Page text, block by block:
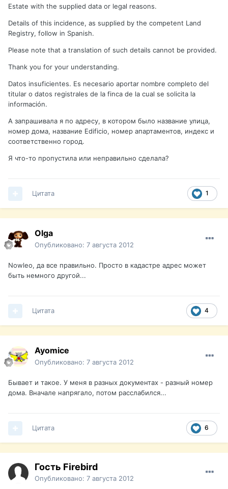
Estate with the supplied data or legal reasons.
Details of this incidence, as supplied by the competent Land
Registry, follow in Spanish.
Please note that a translation of such details cannot be provided.
Thank you for your understanding.
Datos insuficientes. Es necesario aportar nombre completo del
titular o datos registrales de la finca de la cual se solicita la
información.
А запрашивала я по адресу, в котором было название улица,
номер дома, название Edificio, номер апартаментов, индекс и
соответственно город.
Я что-то пропустила или неправильно сделала?
1
Цитата
Olga
Опубликовано: 7 августа 2012
Nowleo, да все правильно. Просто в кадастре адрес может
быть немного другой...
4
Цитата
Ayomice
Опубликовано: 7 августа 2012
Бывает и такое. У меня в разных документах - разный номер
дома. Вначале напрягало, потом расслабился...
6
Цитата
Гость Firebird
Опубликовано: 7 августа 2012